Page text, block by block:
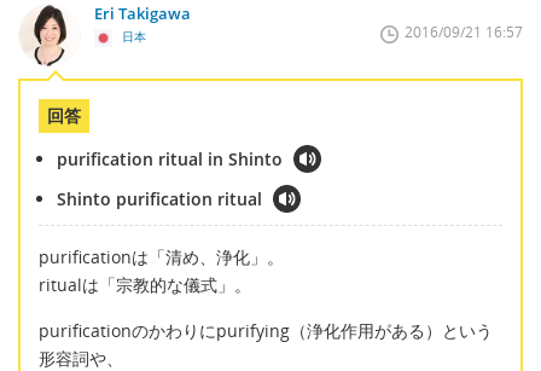
Eri Takigawa
日本 2016/09/21 16:57
回答
purification ritual in Shinto
Shinto purification ritual
purificationは「清め、浄化」。
ritualは「宗教的な儀式」。
purificationのかわりにpurifying（浄化作用がある）という
形容詞や、